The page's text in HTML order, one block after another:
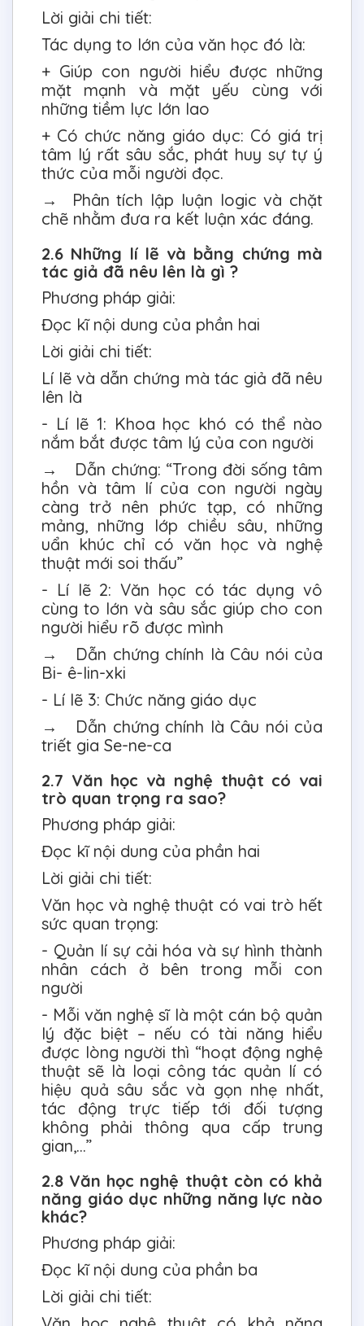
Lời giải chi tiết:
Tác dụng to lớn của văn học đó là:
+ Giúp con người hiểu được những
mặt mạnh và mặt yếu cùng với
những tiềm lực lớn lao
+ Có chức năng giáo dục: Có giá trị
tâm lý rất sâu sắc, phát huy sự tự ý
thức của mỗi người đọc.
→ Phân tích lập luận logic và chặt
chẽ nhằm đưa ra kết luận xác đáng.
2.6 Những lí lẽ và bằng chứng mà
tác giả đã nêu lên là gì ?
Phương pháp giải:
Đọc kĩ nội dung của phần hai
Lời giải chi tiết:
Lí lẽ và dẫn chứng mà tác giả đã nêu
lên là
- Lí lẽ 1: Khoa học khó có thể nào
nắm bắt được tâm lý của con người
→ Dẫn chứng: “Trong đời sống tâm
hồn và tâm lí của con người ngày
càng trở nên phức tạp, có những
mảng, những lớp chiều sâu, những
uẩn khúc chỉ có văn học và nghệ
thuật mới soi thấu”
- Lí lẽ 2: Văn học có tác dụng vô
cùng to lớn và sâu sắc giúp cho con
người hiểu rõ được mình
→ Dẫn chứng chính là Câu nói của
Bi- ê-lin-xki
- Lí lẽ 3: Chức năng giáo dục
→ Dẫn chứng chính là Câu nói của
triết gia Se-ne-ca
2.7 Văn học và nghệ thuật có vai
trò quan trọng ra sao?
Phương pháp giải:
Đọc kĩ nội dung của phần hai
Lời giải chi tiết:
Văn học và nghệ thuật có vai trò hết
sức quan trọng:
- Quản lí sự cải hóa và sự hình thành
nhân cách ở bên trong mỗi con
người
- Mỗi văn nghệ sĩ là một cán bộ quản
lý đặc biệt – nếu có tài năng hiểu
được lòng người thì “hoạt động nghệ
thuật sẽ là loại công tác quản lí có
hiệu quả sâu sắc và gọn nhẹ nhất,
tác động trực tiếp tới đối tượng
không phải thông qua cấp trung
gian,…”
2.8 Văn học nghệ thuật còn có khả
năng giáo dục những năng lực nào
khác?
Phương pháp giải:
Đọc kĩ nội dung của phần ba
Lời giải chi tiết: